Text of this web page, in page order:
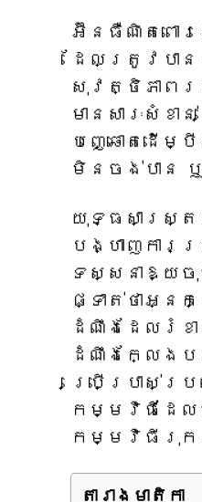
អ៊ីនធឺណិតពោរ
ដែលត្រូវបា
សុវត្ថិភាព
មានសារៈសំខ
បញ្ឆោតដើម្
មិនចង់បាន ឬ
យុទ្ធសាស្ត្រ
បង្ហាញការត្
ទស្សនាឱ្យ
ផ្ទាត់ថាអ្ន
ដំណឹងដែលរំ
ដំណឹងក្លែងប
ប្រើប្រាស់ប្
កម្មវិធីដែ
កម្មវិធីរុករ
តារាង​មាតិកា